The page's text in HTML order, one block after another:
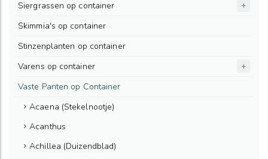
Siergrassen op container
Skimmia's op container
Stinzenplanten op container
Varens op container
Vaste Panten op Container
Acaena (Stekelnootje)
Acanthus
Achillea (Duizendblad)